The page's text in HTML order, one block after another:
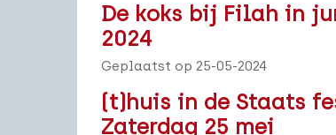
De koks bij Filah in
2024
Geplaatst op 25-05-2024
(t)huis in de Staats
Zaterdag 25 mei